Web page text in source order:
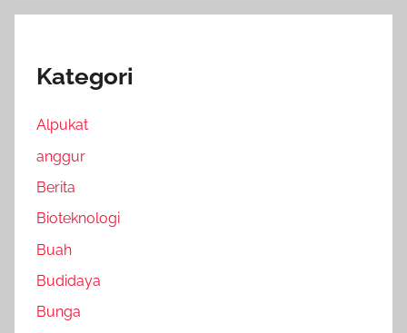
Kategori
Alpukat
anggur
Berita
Bioteknologi
Buah
Budidaya
Bunga